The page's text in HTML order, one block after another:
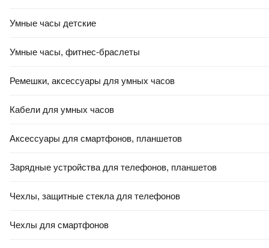
Умные часы детские
Умные часы, фитнес-браслеты
Ремешки, аксессуары для умных часов
Кабели для умных часов
Аксессуары для смартфонов, планшетов
Зарядные устройства для телефонов, планшетов
Чехлы, защитные стекла для телефонов
Чехлы для смартфонов